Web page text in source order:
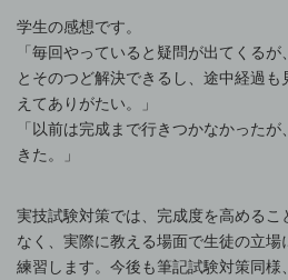
学生の感想です。
「毎回やっていると疑問が出てくる
とそのつど解決できるし、途中経過
えてありがたい。」
「以前は完成まで行きつかなかった
きた。」
実技試験対策では、完成度を高める
なく、実際に教える場面で生徒の立
練習します。今後も筆記試験対策同